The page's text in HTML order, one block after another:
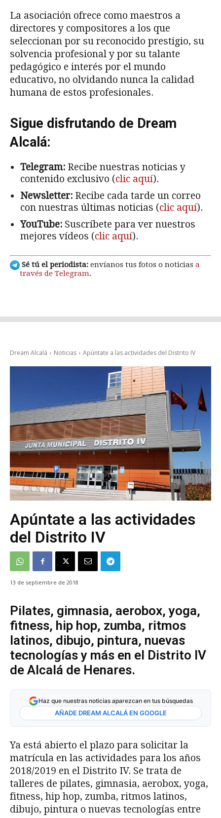
La asociación ofrece como maestros a
directores y compositores a los que
seleccionan por su reconocido prestigio, su
solvencia profesional y por su talante
pedagógico e interés por el mundo
educativo, no olvidando nunca la calidad
humana de estos profesionales.
Sigue disfrutando de Dream
Alcalá:
Telegram: Recibe nuestras noticias y
contenido exclusivo (clic aquí).
Newsletter: Recibe cada tarde un correo
con nuestras últimas noticias (clic aquí).
YouTube: Suscríbete para ver nuestros
mejores vídeos (clic aquí).
Sé tú el periodista: envíanos tus fotos o noticias a
través de Telegram.